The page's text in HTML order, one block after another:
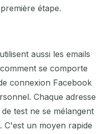
étape.
aussi les emails
se comporte
connexion Facebook
Chaque adresse
test ne se mélangent
C'est un moyen rapide